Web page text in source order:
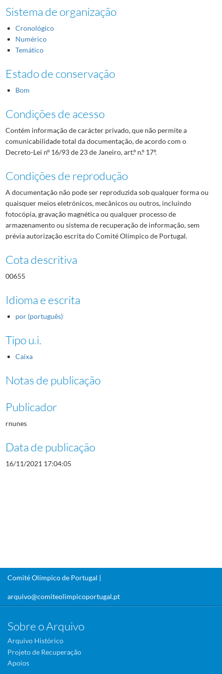
Sistema de organização
Cronológico
Numérico
Temático
Estado de conservação
Bom
Condições de acesso
Contém informação de carácter privado, que não permite a
comunicabilidade total da documentação, de acordo com o
Decreto-Lei nº 16/93 de 23 de Janeiro, art.º n.º 17º.
Condições de reprodução
A documentação não pode ser reproduzida sob qualquer forma ou
quaisquer meios eletrónicos, mecânicos ou outros, incluindo
fotocópia, gravação magnética ou qualquer processo de
armazenamento ou sistema de recuperação de informação, sem
prévia autorização escrita do Comité Olímpico de Portugal.
Cota descritiva
00655
Idioma e escrita
por (português)
Tipo u.i.
Caixa
Notas de publicação
Publicador
rnunes
Data de publicação
16/11/2021 17:04:05
Comité Olímpico de Portugal |
arquivo@comiteolimpicoportugal.pt
Sobre o Arquivo
Arquivo Histórico
Projeto de Recuperação
Apoios